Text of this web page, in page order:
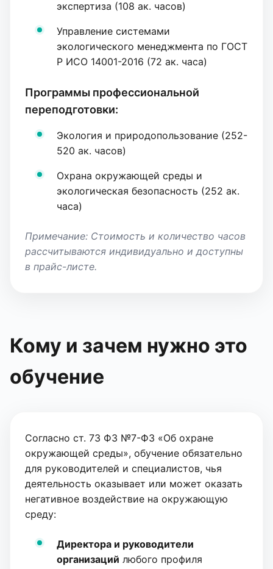
экспертиза (108 ак. часов)
Управление системами
экологического менеджмента по ГОСТ
Р ИСО 14001-2016 (72 ак. часа)
Программы профессиональной
переподготовки:
Экология и природопользование (252-
520 ак. часов)
Охрана окружающей среды и
экологическая безопасность (252 ак.
часа)
Примечание: Стоимость и количество часов
рассчитываются индивидуально и доступны
в прайс-листе.
Кому и зачем нужно это
обучение
Согласно ст. 73 ФЗ №7-ФЗ «Об охране
окружающей среды», обучение обязательно
для руководителей и специалистов, чья
деятельность оказывает или может оказать
негативное воздействие на окружающую
среду:
Директора и руководители
организаций любого профиля